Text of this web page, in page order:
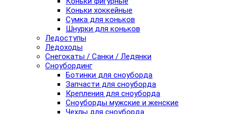
Коньки хоккейные
Сумка для коньков
Шнурки для коньков
Ледоступы
Ледоходы
Снегокаты / Санки / Ледянки
Сноубординг
Ботинки для сноуборда
Запчасти для сноуборда
Крепления для сноуборда
Сноуборды мужские и женские
Чехлы для сноуборда